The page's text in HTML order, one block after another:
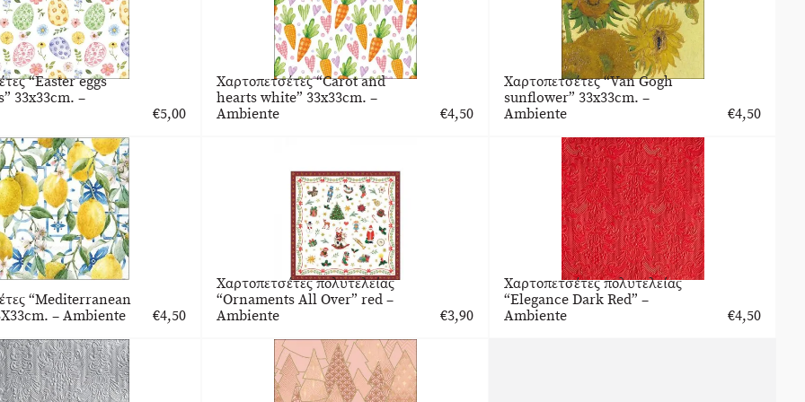
“Easter eggs
33x33cm. –
€5,00
Χαρτοπετσέτες “Carot and
hearts white” 33x33cm. –
Ambiente
€4,50
Χαρτοπετσέτες “Van Gogh
sunflower” 33x33cm. –
Ambiente
€4,50
“Mediterranean
– Ambiente
€4,50
Χαρτοπετσέτες πολυτελείας
“Ornaments All Over” red –
Ambiente
€3,90
Xαρτοπετσέτες πολυτελείας
“Elegance Dark Red” –
Ambiente
€4,50